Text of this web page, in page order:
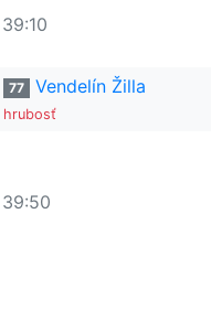
39:10
77 Vendelín Žilla
hrubosť
39:50